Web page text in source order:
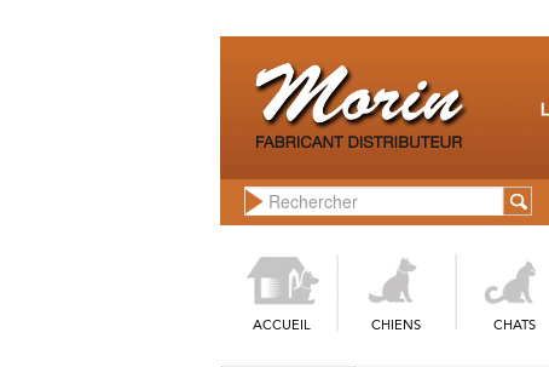
ACCUEIL CHIENS CHATS